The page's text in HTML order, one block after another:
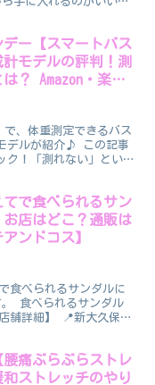
デー【スマートバス
モデルの評判！測
？ Amazon・楽天
で、体重測定できるバス
デルが紹介♪ この記事
ク！「測れない」という
てで食べられるサン
お店はどこ？通販は
ンドコス】
食べられるサンダルに
食べられるサンダル
舗詳細】 📍新大久保
腰痛ぶらぶらストレ
和ストレッチのやり